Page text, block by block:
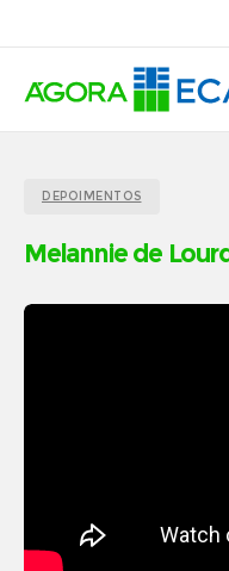
DEPOIMENTOS
Melannie de